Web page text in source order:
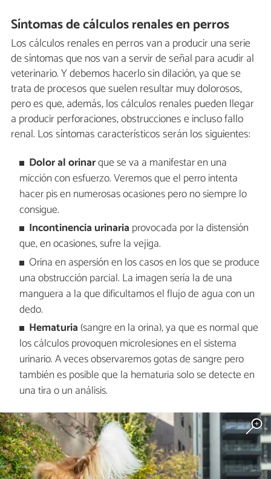
Síntomas de cálculos renales en perros
Los cálculos renales en perros van a producir una serie
de síntomas que nos van a servir de señal para acudir al
veterinario. Y debemos hacerlo sin dilación, ya que se
trata de procesos que suelen resultar muy dolorosos,
pero es que, además, los cálculos renales pueden llegar
a producir perforaciones, obstrucciones e incluso fallo
renal. Los síntomas característicos serán los siguientes:
Dolor al orinarque se va a manifestar en una
micción con esfuerzo. Veremos que el perro intenta
hacer pis en numerosas ocasiones pero no siempre lo
consigue.
Incontinencia urinaria provocada por la distensión
que, en ocasiones, sufre la vejiga.
Orina en aspersión en los casos en los que se produce
una obstrucción parcial. La imagen sería la de una
manguera a la que dificultamos el flujo de agua con un
dedo.
Hematuria (sangre en la orina), ya que es normal que
los cálculos provoquen microlesiones en el sistema
urinario. A veces observaremos gotas de sangre pero
también es posible que la hematuria solo se detecte en
una tira o un análisis.